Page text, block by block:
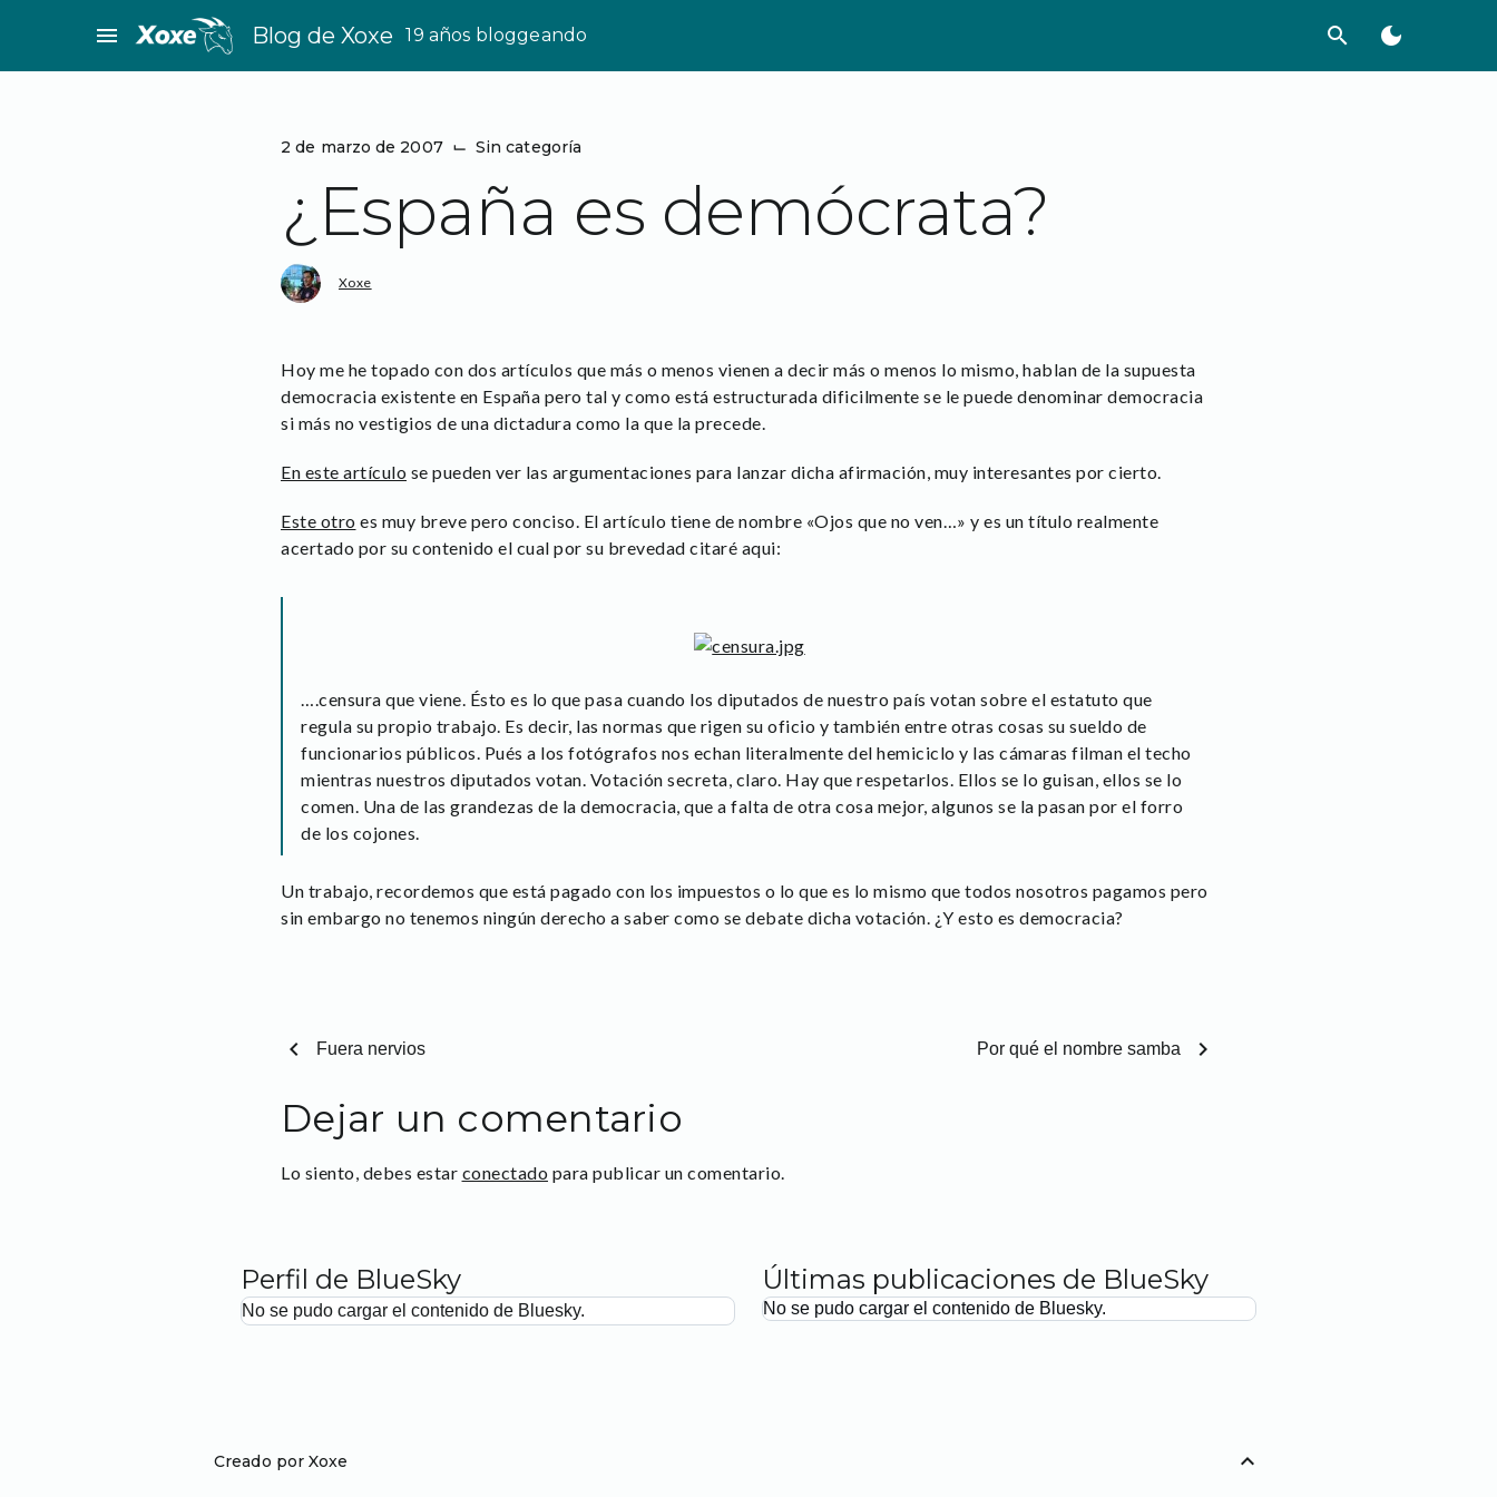
menu Blog de Xoxe 19 años bloggeando search dark_mode
2 de marzo de 2007 ⌙ Sin categoría
¿España es demócrata?
Xoxe
Hoy me he topado con dos artículos que más o menos vienen a decir más o menos lo mismo, hablan de la supuesta
democracia existente en España pero tal y como está estructurada dificilmente se le puede denominar democracia
si más no vestigios de una dictadura como la que la precede.
En este artículo se pueden ver las argumentaciones para lanzar dicha afirmación, muy interesantes por cierto.
Este otro es muy breve pero conciso. El artículo tiene de nombre «Ojos que no ven…» y es un título realmente
acertado por su contenido el cual por su brevedad citaré aqui:
….censura que viene. Ésto es lo que pasa cuando los diputados de nuestro país votan sobre el estatuto que
regula su propio trabajo. Es decir, las normas que rigen su oficio y también entre otras cosas su sueldo de
funcionarios públicos. Pués a los fotógrafos nos echan literalmente del hemiciclo y las cámaras filman el techo
mientras nuestros diputados votan. Votación secreta, claro. Hay que respetarlos. Ellos se lo guisan, ellos se lo
comen. Una de las grandezas de la democracia, que a falta de otra cosa mejor, algunos se la pasan por el forro
de los cojones.
Un trabajo, recordemos que está pagado con los impuestos o lo que es lo mismo que todos nosotros pagamos pero
sin embargo no tenemos ningún derecho a saber como se debate dicha votación. ¿Y esto es democracia?
chevron_left Fuera nervios Por qué el nombre samba chevron_right
Dejar un comentario
Lo siento, debes estar conectado para publicar un comentario.
Perfil de BlueSky
No se pudo cargar el contenido de Bluesky.
Últimas publicaciones de BlueSky
No se pudo cargar el contenido de Bluesky.
Creado por Xoxe expand_less